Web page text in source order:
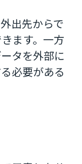
出先からで
ます。一方
タを外部に
必要がある